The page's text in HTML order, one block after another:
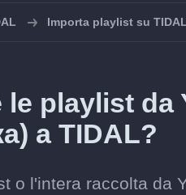
Importa playlist su TIDAL
playlist da
a TIDAL?
o l'intera raccolta da